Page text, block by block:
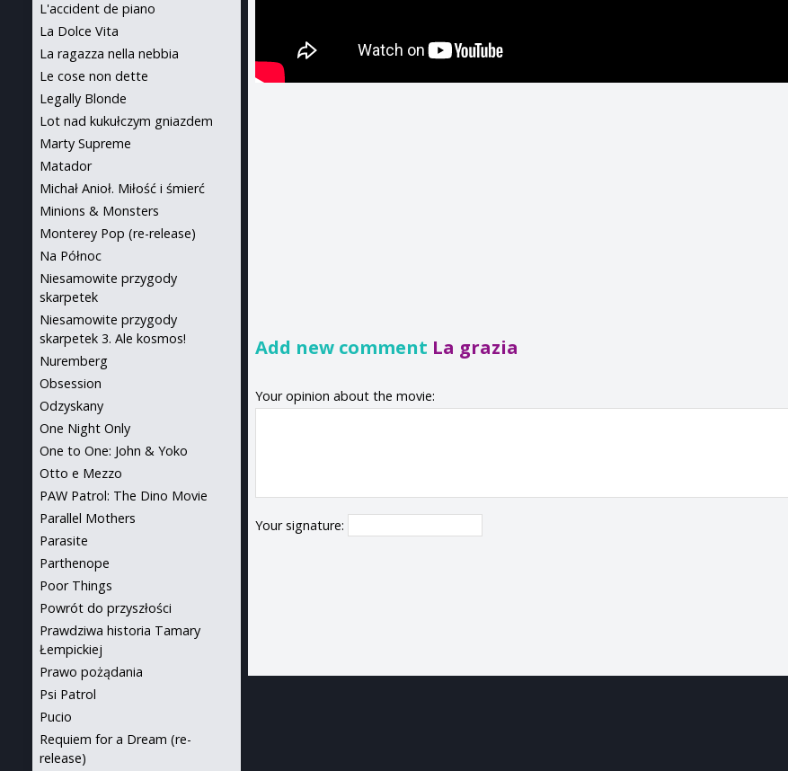
Add new comment La grazia
Your opinion about the movie:
Your signature:
L'accident de piano
La Dolce Vita
La ragazza nella nebbia
Le cose non dette
Legally Blonde
Lot nad kukułczym gniazdem
Marty Supreme
Matador
Michał Anioł. Miłość i śmierć
Minions & Monsters
Monterey Pop (re-release)
Na Północ
Niesamowite przygody
skarpetek
Niesamowite przygody
skarpetek 3. Ale kosmos!
Nuremberg
Obsession
Odzyskany
One Night Only
One to One: John & Yoko
Otto e Mezzo
PAW Patrol: The Dino Movie
Parallel Mothers
Parasite
Parthenope
Poor Things
Powrót do przyszłości
Prawdziwa historia Tamary
Łempickiej
Prawo pożądania
Psi Patrol
Pucio
Requiem for a Dream (re-
release)